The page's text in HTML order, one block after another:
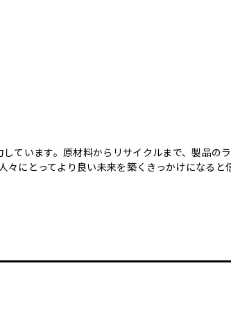
ています。原材料からリサイクルまで、製品
にとってより良い未来を築くきっかけになると